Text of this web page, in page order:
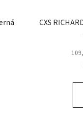
CXS